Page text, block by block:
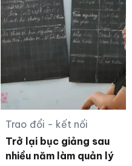
Trao đổi - kết nối
Trở lại bục giảng sau
nhiều năm làm quản lý